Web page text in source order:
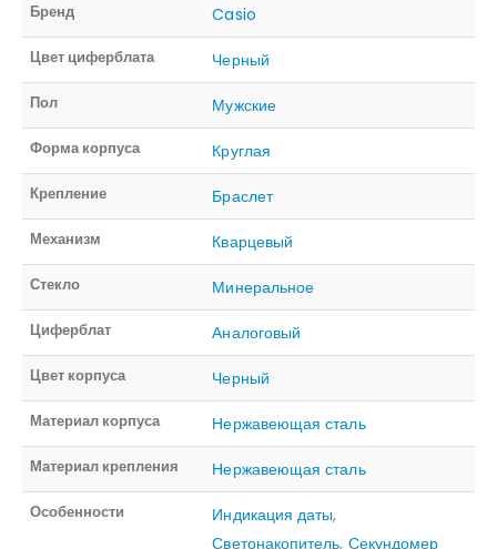
Бренд Casio
Цвет циферблата Черный
Пол Мужские
Форма корпуса Круглая
Крепление Браслет
Механизм Кварцевый
Стекло Минеральное
Циферблат Аналоговый
Цвет корпуса Черный
Материал корпуса Нержавеющая сталь
Материал крепления Нержавеющая сталь
Особенности Индикация даты,
Светонакопитель, Секундомер